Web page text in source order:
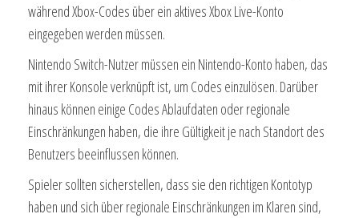
während Xbox-Codes über ein aktives Xbox Live-Konto
eingegeben werden müssen.
Nintendo Switch-Nutzer müssen ein Nintendo-Konto haben, das
mit ihrer Konsole verknüpft ist, um Codes einzulösen. Darüber
hinaus können einige Codes Ablaufdaten oder regionale
Einschränkungen haben, die ihre Gültigkeit je nach Standort des
Benutzers beeinflussen können.
Spieler sollten sicherstellen, dass sie den richtigen Kontotyp
haben und sich über regionale Einschränkungen im Klaren sind,